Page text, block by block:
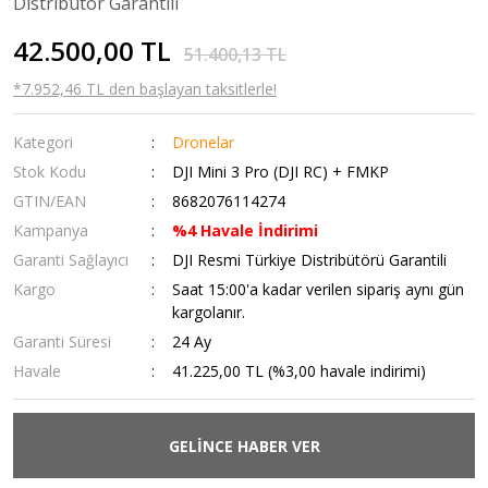
42.500,00 TL 51.400,13 TL
*7.952,46 TL den başlayan taksitlerle!
Kategori
Dronelar
Stok Kodu
DJI Mini 3 Pro (DJI RC) + FMKP
GTIN/EAN
8682076114274
Kampanya
%4 Havale İndirimi
Garanti Sağlayıcı
DJI Resmi Türkiye Distribütörü Garantili
Kargo
Saat 15:00'a kadar verilen sipariş aynı gün
kargolanır.
Garanti Süresi
24 Ay
Havale
41.225,00 TL (%3,00 havale indirimi)
GELİNCE HABER VER